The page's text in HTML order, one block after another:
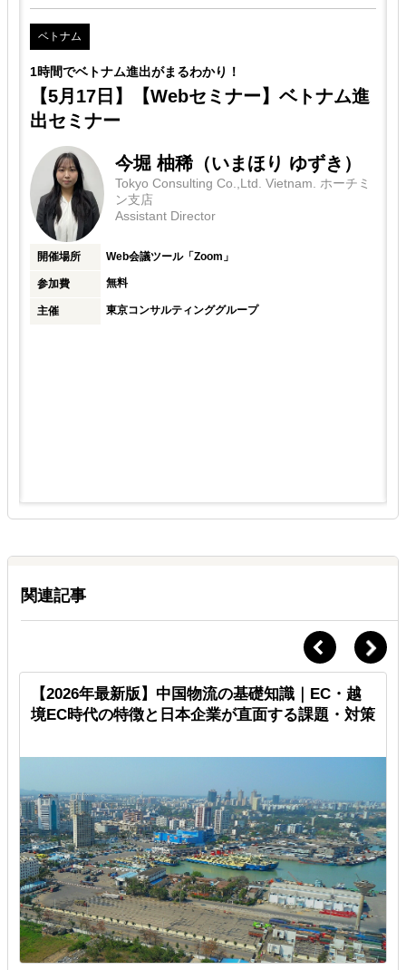
ベトナム
1時間でベトナム進出がまるわかり！
【5月17日】【Webセミナー】ベトナム進
出セミナー
今堀 柚稀（いまほり ゆずき）
Tokyo Consulting Co.,Ltd. Vietnam. ホーチミ
ン支店
Assistant Director
開催場所 Web会議ツール「Zoom」
参加費 無料
主催 東京コンサルティンググループ
関連記事
【2026年最新版】中国物流の基礎知識｜EC・越
境EC時代の特徴と日本企業が直面する課題・対策